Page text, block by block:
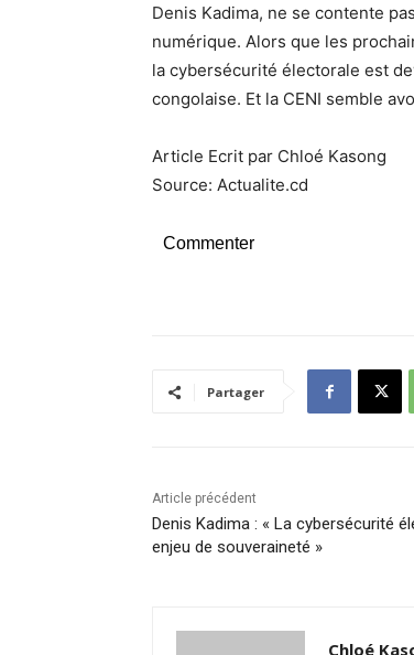
Denis Kadima, ne se contente
numérique. Alors que les
la cybersécurité électorale est
congolaise. Et la CENI semble
Article Ecrit par Chloé Kasong
Source: Actualite.cd
Commenter
Partager
Article précédent
Denis Kadima : « La cybersécurité
enjeu de souveraineté »
Chloé